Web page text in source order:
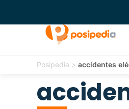
Posipedia > accidentes